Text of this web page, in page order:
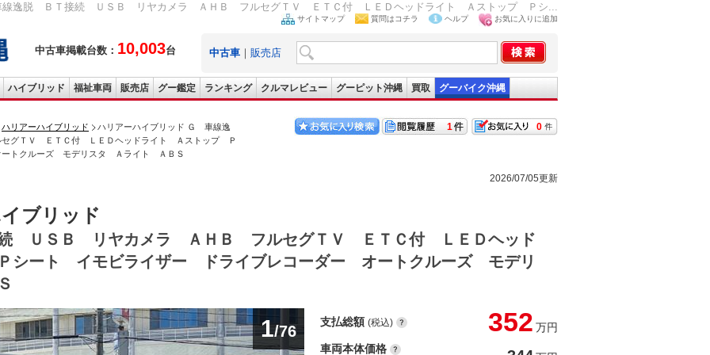
線逸脱 ＢＴ接続 ＵＳＢ リヤカメラ ＡＨＢ フルセグＴＶ ＥＴＣ付 ＬＥＤヘッドライト Ａストップ Ｐシ...
中古車掲載台数： 10,003台
サイトマップ 質問はコチラ ヘルプ お気に入りに追加
中古車 ｜ 販売店
ハイブリッド 福祉車両 販売店 グー鑑定 ランキング クルマレビュー グーピット沖縄 買取 グーバイク沖縄
ハリアーハイブリッド
ハリアーハイブリッド Ｇ 車線逸
ＴＶ ＥＴＣ付 ＬＥＤヘッドライト Ａストップ Ｐ
トクルーズ モデリスタ Ａライト ＡＢＳ
0
1
2026/07/05更新
ブリッド
ＵＳＢ リヤカメラ ＡＨＢ フルセグＴＶ ＥＴＣ付 ＬＥＤヘッド
ート イモビライザー ドライブレコーダー オートクルーズ モデリ
1/76
支払総額 (税込) 352 万円
車両本体価格